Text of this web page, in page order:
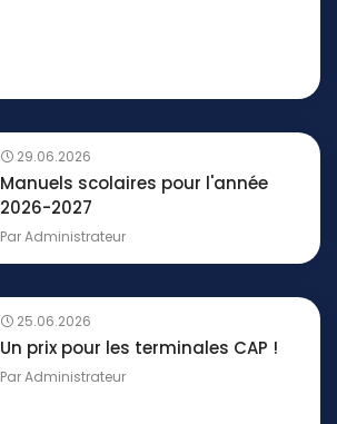
29.06.2026
Manuels scolaires pour l'année
2026-2027
ParAdministrateur
25.06.2026
Un prix pour les terminales CAP !
ParAdministrateur